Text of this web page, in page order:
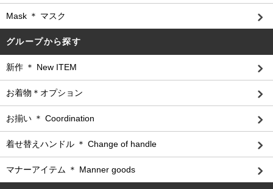
Mask ＊ マスク
グループから探す
新作 ＊ New ITEM
お着物＊オプション
お揃い ＊ Coordination
着せ替えハンドル ＊ Change of handle
マナーアイテム ＊ Manner goods